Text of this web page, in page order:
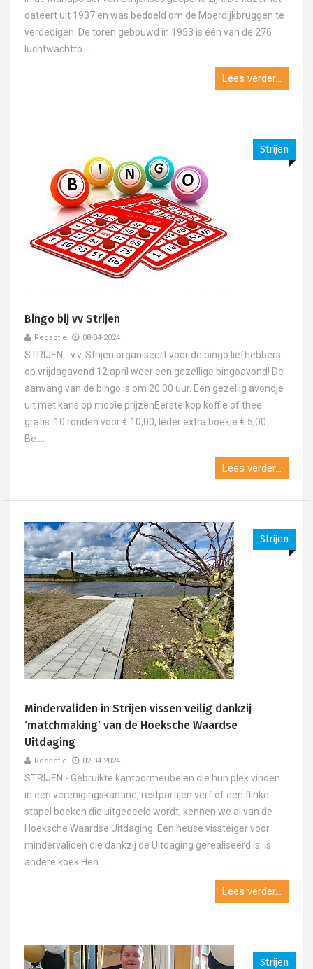
dateert uit 1937 en was bedoeld om de Moerdijkbruggen te
verdedigen. De toren gebouwd in 1953 is één van de 276
luchtwachtto....
Lees verder...
Strijen
Bingo bij vv Strijen
Redactie 08-04-2024
STRIJEN - v.v. Strijen organiseert voor de bingo liefhebbers
op vrijdagavond 12 april weer een gezellige bingoavond! De
aanvang van de bingo is om 20.00 uur. Een gezellig avondje
uit met kans op mooie prijzenEerste kop koffie of thee
gratis. 10 ronden voor € 10,00, Ieder extra boekje € 5,00.
Be....
Lees verder...
Strijen
Mindervaliden in Strijen vissen veilig dankzij
‘matchmaking’ van de Hoeksche Waardse
Uitdaging
Redactie 02-04-2024
STRIJEN - Gebruikte kantoormeubelen die hun plek vinden
in een verenigingskantine, restpartijen verf of een flinke
stapel boeken die uitgedeeld wordt, kennen we al van de
Hoeksche Waardse Uitdaging. Een heuse vissteiger voor
mindervaliden die dankzij de Uitdaging gerealiseerd is, is
andere koek.Hen....
Lees verder...
Strijen